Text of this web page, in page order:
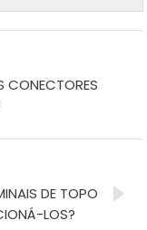
CONECTORES
DE TOPO
LOS?